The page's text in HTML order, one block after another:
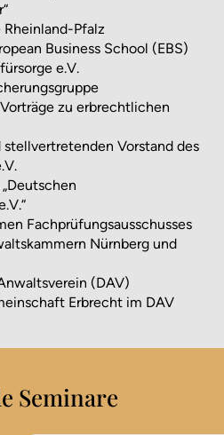
Pfalz
Business School (EBS)
e.V.
zu erbrechtlichen
Vorstand des
Fachprüfungsausschusses
Nürnberg und
(DAV)
Erbrecht im DAV
Seminare